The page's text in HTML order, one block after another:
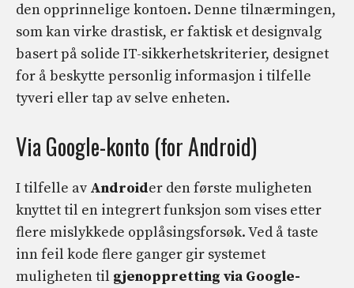
den opprinnelige kontoen. Denne tilnærmingen,
som kan virke drastisk, er faktisk et designvalg
basert på solide IT-sikkerhetskriterier, designet
for å beskytte personlig informasjon i tilfelle
tyveri eller tap av selve enheten.
Via Google-konto (for Android)
I tilfelle av Androider den første muligheten
knyttet til en integrert funksjon som vises etter
flere mislykkede opplåsingsforsøk. Ved å taste
inn feil kode flere ganger gir systemet
muligheten til gjenoppretting via Google-